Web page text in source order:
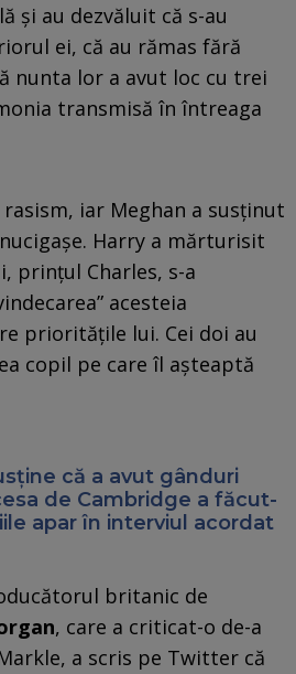
şi au dezvăluit că s-au
ei, că au rămas fără
nunta lor a avut loc cu trei
transmisă în întreaga
iar Meghan a susţinut
Harry a mărturisit
prinţul Charles, s-a
acesteia
priorităţile lui. Cei doi au
copil pe care îl aşteaptă
că a avut gânduri
de Cambridge a făcut-
apar în interviul acordat
britanic de
, care a criticat-o de-a
a scris pe Twitter că